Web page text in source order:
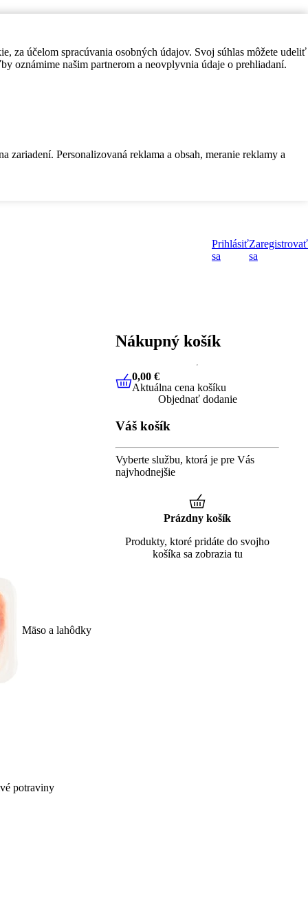
za účelom spracúvania osobných údajov. Svoj súhlas môžete udeliť
oznámime našim partnerom a neovplyvnia údaje o prehliadaní.
Personalizovaná reklama a obsah, meranie reklamy a
Prihlásiť
sa
Zaregistrovať
sa
Mäso a lahôdky
potraviny
Nákupný košík
0,00 €Aktuálna cena košíku
0,00 €
Aktuálna cena košíku
Objednať dodanie
Váš košík
Vyberte službu, ktorá je pre Vás
najvhodnejšie
Prázdny košík
Produkty, ktoré pridáte do svojho
košíka sa zobrazia tu